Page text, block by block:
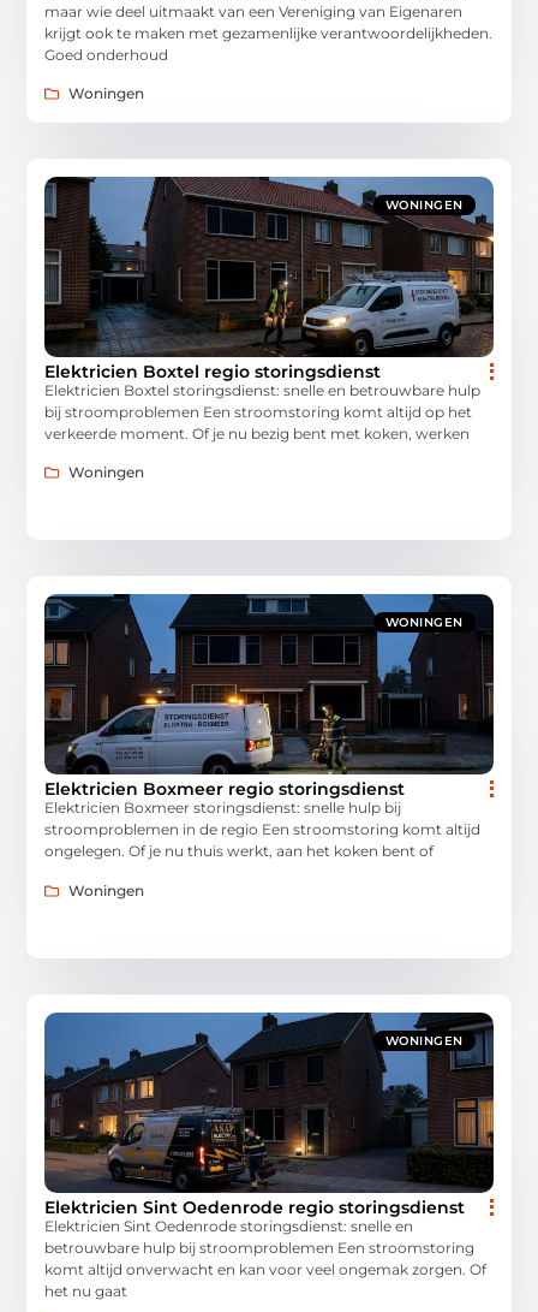
maar wie deel uitmaakt van een Vereniging van Eigenaren
krijgt ook te maken met gezamenlijke verantwoordelijkheden.
Goed onderhoud
Woningen
WONINGEN
Elektricien Boxtel regio storingsdienst
Elektricien Boxtel storingsdienst: snelle en betrouwbare hulp
bij stroomproblemen Een stroomstoring komt altijd op het
verkeerde moment. Of je nu bezig bent met koken, werken
Woningen
WONINGEN
Elektricien Boxmeer regio storingsdienst
Elektricien Boxmeer storingsdienst: snelle hulp bij
stroomproblemen in de regio Een stroomstoring komt altijd
ongelegen. Of je nu thuis werkt, aan het koken bent of
Woningen
WONINGEN
Elektricien Sint Oedenrode regio storingsdienst
Elektricien Sint Oedenrode storingsdienst: snelle en
betrouwbare hulp bij stroomproblemen Een stroomstoring
komt altijd onverwacht en kan voor veel ongemak zorgen. Of
het nu gaat